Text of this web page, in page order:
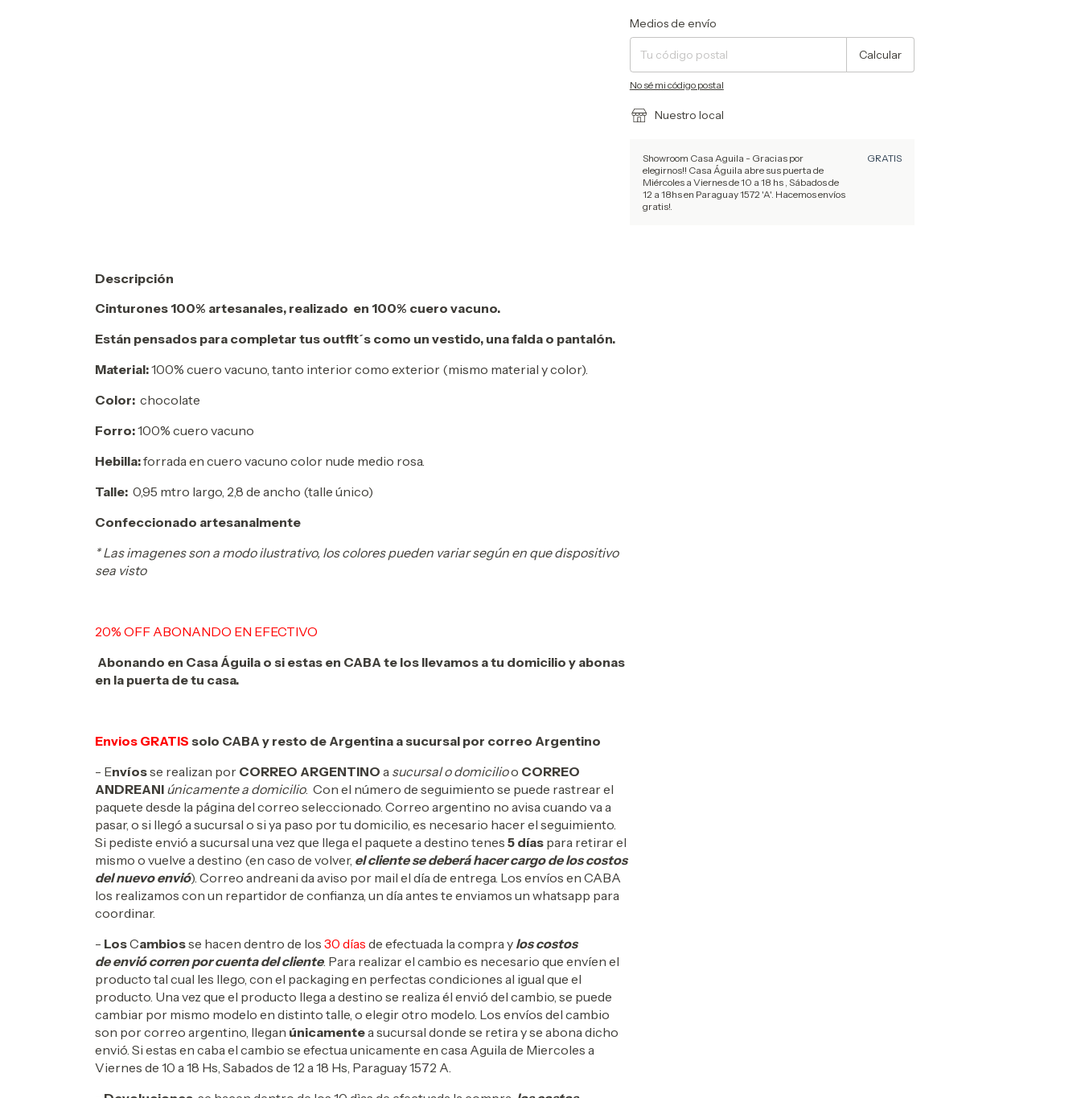
Entregas para el CP:
Medios de envío
Calcular
No sé mi código postal
Nuestro local
Showroom Casa Aguila - Gracias por
elegirnos!! Casa Águila abre sus puerta de
Miércoles a Viernes de 10 a 18 hs , Sábados de
12 a 18hs en Paraguay 1572 'A'. Hacemos envíos
gratis!.
GRATIS
Descripción
Cinturones 100% artesanales, realizado en 100% cuero vacuno.
Están pensados para completar tus outfit´s como un vestido, una falda o pantalón.
Material:100% cuero vacuno, tanto interior como exterior (mismo material y color).
Color: chocolate
Forro:100% cuero vacuno
Hebilla:forrada en cuero vacuno color nude medio rosa.
Talle: 0,95 mtro largo, 2,8 de ancho (talle único)
Confeccionado artesanalmente
* Las imagenes son a modo ilustrativo, los colores pueden variar según en que dispositivo
sea visto
20% OFF ABONANDO EN EFECTIVO
Abonando en Casa Águila o si estas en CABA te los llevamos a tu domicilio y abonas
en la puerta de tu casa.
Envios GRATIS solo CABA y resto de Argentina a sucursal por correo Argentino
- Envíosse realizan por CORREO ARGENTINO a sucursal o domicilioo CORREO
ANDREANI únicamente a domicilio. Con el número de seguimiento se puede rastrear el
paquete desde la página del correo seleccionado. Correo argentino no avisa cuando va a
pasar, o si llegó a sucursal o si ya paso por tu domicilio, es necesario hacer el seguimiento.
Si pediste envió a sucursal una vez que llega el paquete a destino tenes 5 días para retirar el
mismo o vuelve a destino (en caso de volver, el cliente se deberá hacer cargo de los costos
del nuevo envió). Correo andreani da aviso por mail el día de entrega. Los envíos en CABA
los realizamos con un repartidor de confianza, un día antes te enviamos un whatsapp para
coordinar.
- LosCambiosse hacen dentro de los 30 días de efectuada la compra y los costos
de envió corren por cuenta del cliente. Para realizar el cambio es necesario que envíen el
producto tal cual les llego, con el packaging en perfectas condiciones al igual que el
producto. Una vez que el producto llega a destino se realiza él envió del cambio, se puede
cambiar por mismo modelo en distinto talle, o elegir otro modelo. Los envíos del cambio
son por correo argentino, llegan únicamentea sucursal donde se retira y se abona dicho
envió. Si estas en caba el cambio se efectua unicamente en casa Aguila de Miercoles a
Viernes de 10 a 18 Hs, Sabados de 12 a 18 Hs, Paraguay 1572 A.